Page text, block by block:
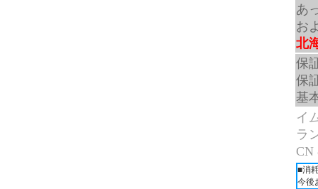
あ
お
北
保
保
基
イ
ラ
CN
■消
今後